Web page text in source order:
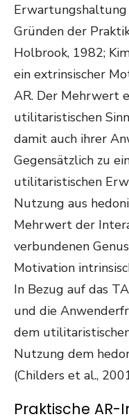
Gründen der
Holbrook, 1982;
ein extrinsischer
AR. Der Mehrwert
utilitaristischen
damit auch ihrer
Gegensätzlich zu
utilitaristischen
Nutzung aus
Mehrwert der
verbundenen
Motivation
In Bezug auf das
und die
dem
Nutzung dem
(Childers et al.,
Praktische